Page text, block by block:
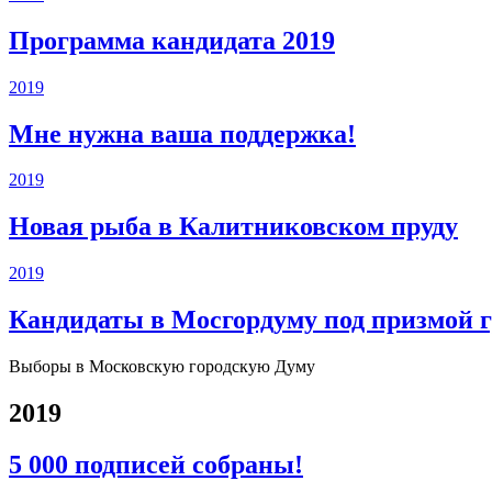
Программа кандидата 2019
2019
Мне нужна ваша поддержка!
2019
Новая рыба в Калитниковском пруду
2019
Кандидаты в Мосгордуму под призмой
Выборы в Московскую городскую Думу
2019
5 000 подписей собраны!